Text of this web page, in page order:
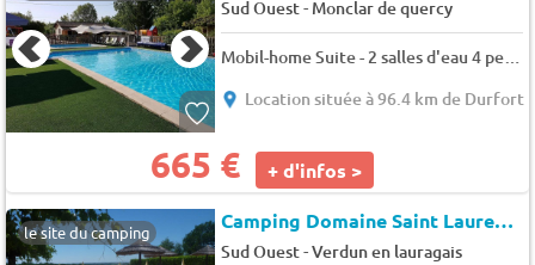
Sud Ouest- Monclar de quercy
Mobil-home Suite - 2 salles d'eau 4 pers.
Location située à 96.4 km de Durfort
665 € + d'infos >
le site du camping Camping Domaine Saint Laurent
Sud Ouest-Verdun en lauragais